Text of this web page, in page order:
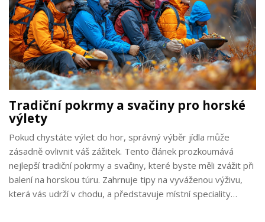
Tradiční pokrmy a svačiny pro horské
výlety
Pokud chystáte výlet do hor, správný výběr jídla může
zásadně ovlivnit váš zážitek. Tento článek prozkoumává
nejlepší tradiční pokrmy a svačiny, které byste měli zvážit při
balení na horskou túru. Zahrnuje tipy na vyváženou výživu,
která vás udrží v chodu, a představuje místní speciality